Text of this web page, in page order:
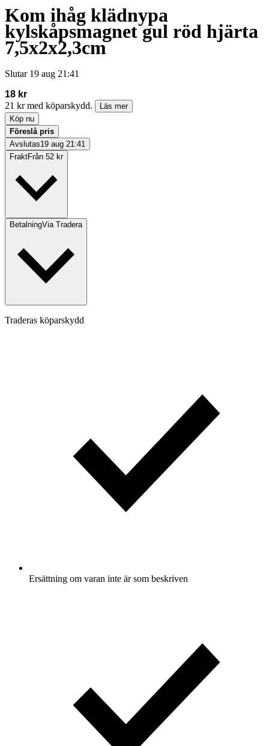
Kom ihåg klädnypa
kylskåpsmagnet gul röd hjärta
7,5x2x2,3cm
Slutar 19 aug 21:41
18 kr
21 kr med köparskydd.
Läs mer
Köp nu
Föreslå pris
Avslutas19 aug 21:41
FraktFrån 52 kr
BetalningVia Tradera
Traderas köparskydd
Ersättning om varan inte är som beskriven